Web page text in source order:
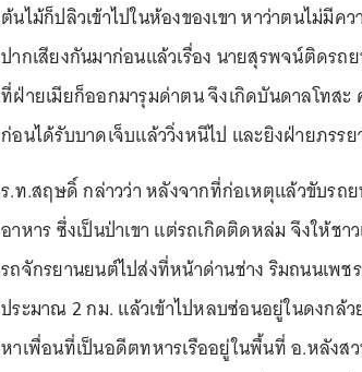
ต้นไม้ก็ปลิวเข้าไปในห้องของเขา หาว่าตนไม่มี
ปากเสียงกันมาก่อนแล้วเรื่อง นายสุรพจน์ติดรถ
ที่ฝ่ายเมียก็ออกมารุมด่าตน จึงเกิดบันดาลโทสะ
ก่อนได้รับบาดเจ็บแล้ววิ่งหนีไป และยิงฝ่ายภรร
ร.ท.สฤษดิ์ กล่าวว่า หลังจากที่ก่อเหตุแล้วขับรถ
อาหาร ซึ่งเป็นป่าเขา แต่รถเกิดติดหล่ม จึงให้ช
รถจักรยานยนต์ไปส่งที่หน้าด่านช่าง ริมถนนเพช
ประมาณ 2 กม. แล้วเข้าไปหลบซ่อนอยู่ในดงกล้
หาเพื่อนที่เป็นอดีตทหารเรืออยู่ในพื้นที่ อ.หลัง